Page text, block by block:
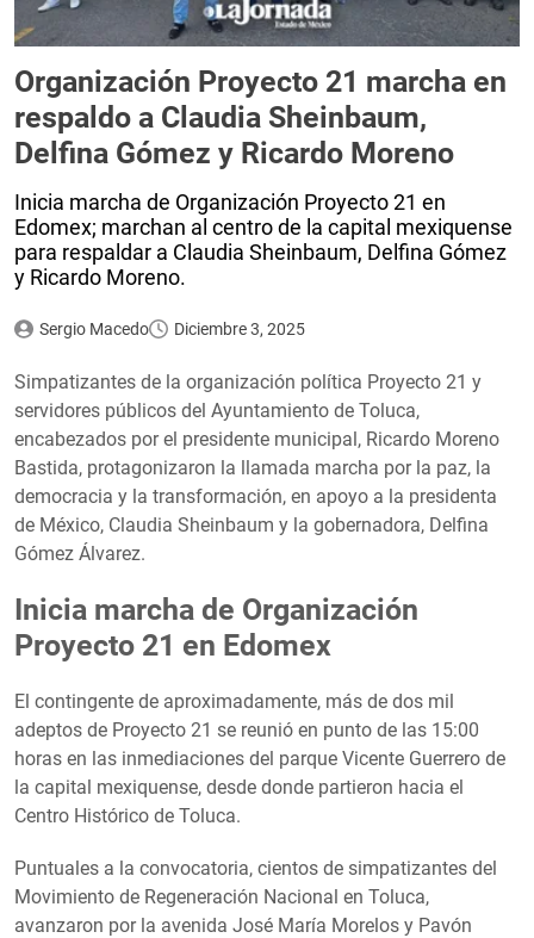
Organización Proyecto 21 marcha en
respaldo a Claudia Sheinbaum,
Delfina Gómez y Ricardo Moreno
Inicia marcha de Organización Proyecto 21 en
Edomex; marchan al centro de la capital mexiquense
para respaldar a Claudia Sheinbaum, Delfina Gómez
y Ricardo Moreno.
Sergio Macedo Diciembre 3, 2025
Simpatizantes de la organización política Proyecto 21 y
servidores públicos del Ayuntamiento de Toluca,
encabezados por el presidente municipal, Ricardo Moreno
Bastida, protagonizaron la llamada marcha por la paz, la
democracia y la transformación, en apoyo a la presidenta
de México, Claudia Sheinbaum y la gobernadora, Delfina
Gómez Álvarez.
Inicia marcha de Organización
Proyecto 21 en Edomex
El contingente de aproximadamente, más de dos mil
adeptos de Proyecto 21 se reunió en punto de las 15:00
horas en las inmediaciones del parque Vicente Guerrero de
la capital mexiquense, desde donde partieron hacia el
Centro Histórico de Toluca.
Puntuales a la convocatoria, cientos de simpatizantes del
Movimiento de Regeneración Nacional en Toluca,
avanzaron por la avenida José María Morelos y Pavón